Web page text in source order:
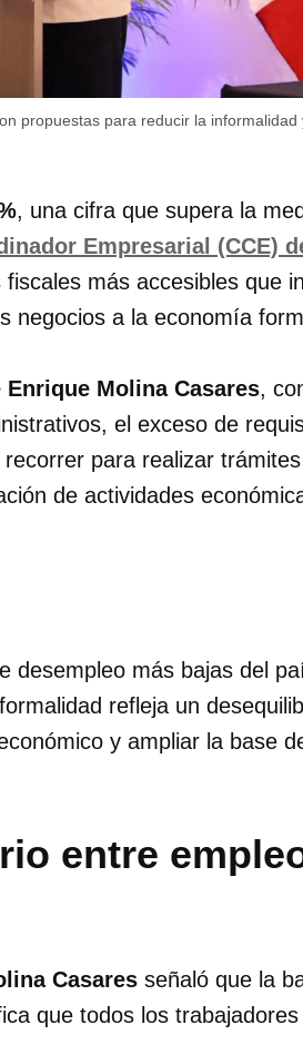
propuestas para reducir la informalidad
, una cifra que supera la
Empresarial (CCE)
más accesibles que
negocios a la economía
Enrique Molina Casares,
el exceso de
para realizar trámites
de actividades
desempleo más bajas del
refleja un
y ampliar la base
entre
Casares señaló que la
que todos los